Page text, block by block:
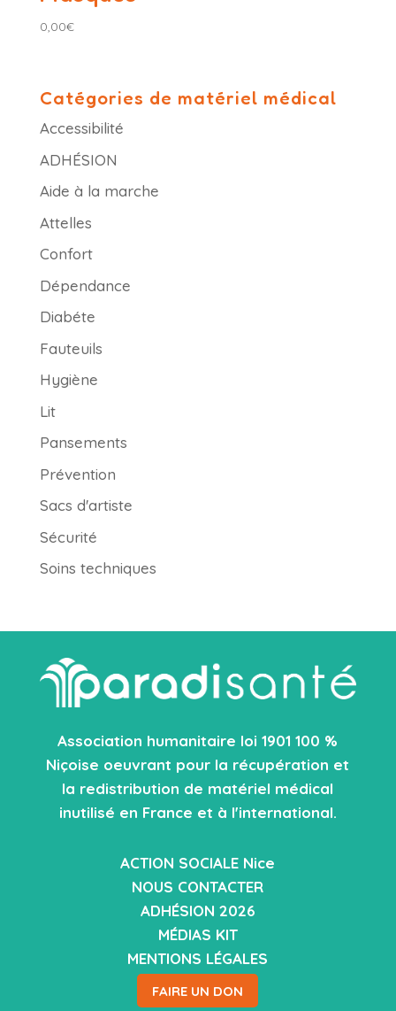
0,00€
Catégories de matériel médical
Accessibilité
ADHÉSION
Aide à la marche
Attelles
Confort
Dépendance
Diabéte
Fauteuils
Hygiène
Lit
Pansements
Prévention
Sacs d'artiste
Sécurité
Soins techniques
Association humanitaire loi 1901 100 %
Niçoise oeuvrant pour la récupération et
la redistribution de matériel médical
inutilisé en France et à l'international.
ACTION SOCIALE Nice
NOUS CONTACTER
ADHÉSION 2026
MÉDIAS KIT
MENTIONS LÉGALES
FAIRE UN DON